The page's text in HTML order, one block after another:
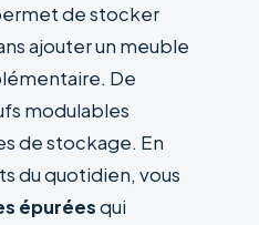
de stocker
ajouter un meuble
De
modulables
de stockage. En
du quotidien, vous
épuréesqui